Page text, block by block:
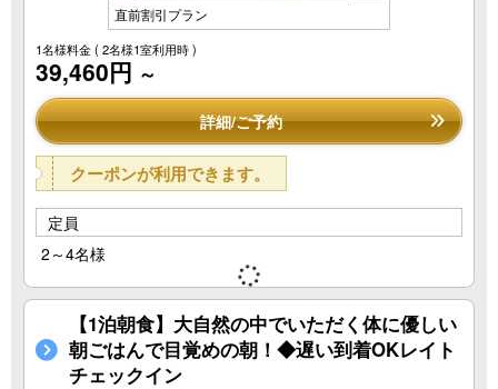
直前割引プラン
1名様料金( 2名様1室利用時 )
39,460円 ～
詳細/ご予約
クーポンが利用できます。
定員
2～4名様
【1泊朝食】大自然の中でいただく体に優しい
朝ごはんで目覚めの朝！◆遅い到着OKレイト
チェックイン